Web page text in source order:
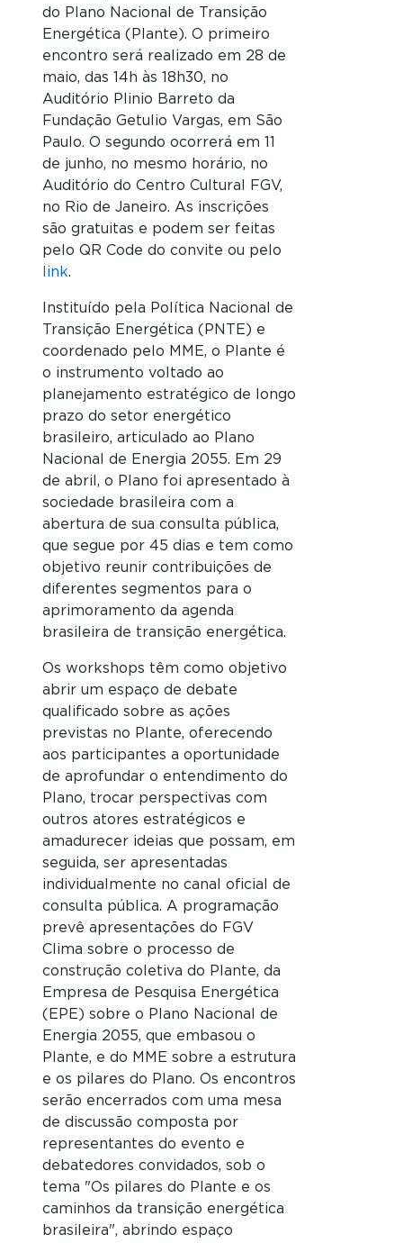
do Plano Nacional de Transição
Energética (Plante). O primeiro
encontro será realizado em 28 de
maio, das 14h às 18h30, no
Auditório Plinio Barreto da
Fundação Getulio Vargas, em São
Paulo. O segundo ocorrerá em 11
de junho, no mesmo horário, no
Auditório do Centro Cultural FGV,
no Rio de Janeiro. As inscrições
são gratuitas e podem ser feitas
pelo QR Code do convite ou pelo
link.
Instituído pela Política Nacional de
Transição Energética (PNTE) e
coordenado pelo MME, o Plante é
o instrumento voltado ao
planejamento estratégico de longo
prazo do setor energético
brasileiro, articulado ao Plano
Nacional de Energia 2055. Em 29
de abril, o Plano foi apresentado à
sociedade brasileira com a
abertura de sua consulta pública,
que segue por 45 dias e tem como
objetivo reunir contribuições de
diferentes segmentos para o
aprimoramento da agenda
brasileira de transição energética.
Os workshops têm como objetivo
abrir um espaço de debate
qualificado sobre as ações
previstas no Plante, oferecendo
aos participantes a oportunidade
de aprofundar o entendimento do
Plano, trocar perspectivas com
outros atores estratégicos e
amadurecer ideias que possam, em
seguida, ser apresentadas
individualmente no canal oficial de
consulta pública. A programação
prevê apresentações do FGV
Clima sobre o processo de
construção coletiva do Plante, da
Empresa de Pesquisa Energética
(EPE) sobre o Plano Nacional de
Energia 2055, que embasou o
Plante, e do MME sobre a estrutura
e os pilares do Plano. Os encontros
serão encerrados com uma mesa
de discussão composta por
representantes do evento e
debatedores convidados, sob o
tema "Os pilares do Plante e os
caminhos da transição energética
brasileira", abrindo espaço